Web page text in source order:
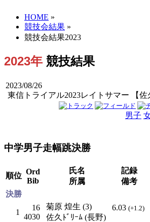
HOME »
競技会結果 »
競技会結果2023
2023年 競技結果
2023/08/26
東信トライアル2023レイトサマー 【佐
男子
中学男子走幅跳決勝
順位 Ord
Bib
氏名
所属
記録
備考
決勝
1
16
4030
菊原 煌生 (3)
佐久ﾄﾞﾘｰﾑ (長野)
6.03 (+1.2)